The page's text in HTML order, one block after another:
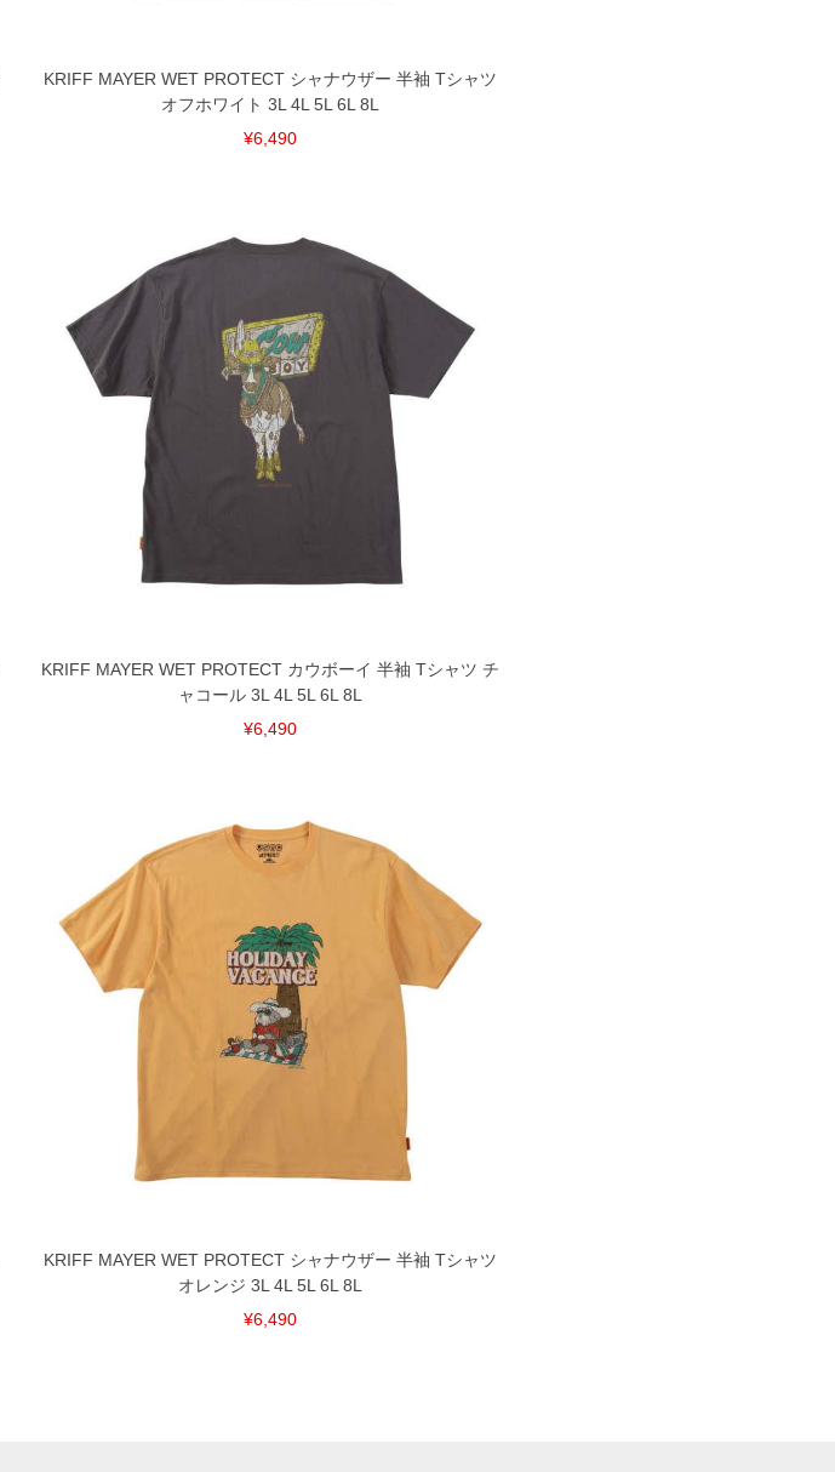
KRIFF MAYER WET PROTECT シャナウザー 半袖 Tシャツ
オフホワイト 3L 4L 5L 6L 8L
¥6,490
KRIFF MAYER WET PROTECT カウボーイ 半袖 Tシャツ チ
ャコール 3L 4L 5L 6L 8L
¥6,490
KRIFF MAYER WET PROTECT シャナウザー 半袖 Tシャツ
オレンジ 3L 4L 5L 6L 8L
¥6,490